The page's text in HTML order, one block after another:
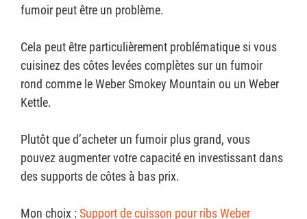
fumoir peut être un problème.
Cela peut être particulièrement problématique si vous
cuisinez des côtes levées complètes sur un fumoir
rond comme le Weber Smokey Mountain ou un Weber
Kettle.
Plutôt que d’acheter un fumoir plus grand, vous
pouvez augmenter votre capacité en investissant dans
des supports de côtes à bas prix.
Mon choix : Support de cuisson pour ribs Weber